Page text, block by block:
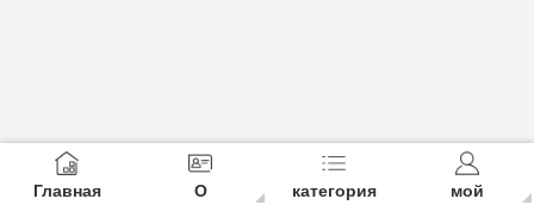
Главная О категория мой